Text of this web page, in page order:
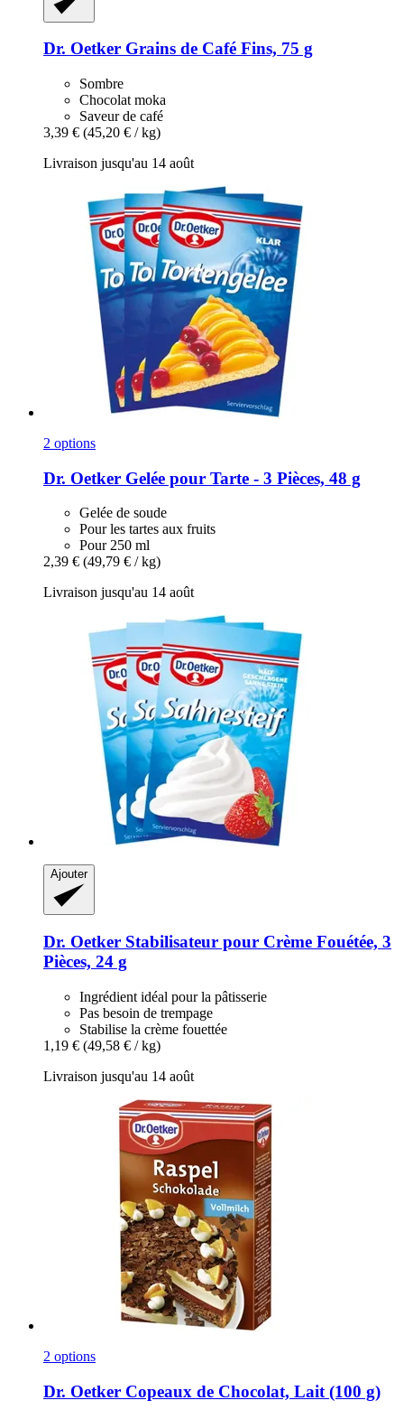
Dr. Oetker Grains de Café Fins, 75 g
Sombre
Chocolat moka
Saveur de café
3,39 € (45,20 € / kg)
Livraison jusqu'au 14 août
2 options
Dr. Oetker Gelée pour Tarte -​ 3 Pièces, 48 g
Gelée de soude
Pour les tartes aux fruits
Pour 250 ml
2,39 € (49,79 € / kg)
Livraison jusqu'au 14 août
Ajouter
Dr. Oetker Stabilisateur pour Crème Fouétée, 3
Pièces, 24 g
Ingrédient idéal pour la pâtisserie
Pas besoin de trempage
Stabilise la crème fouettée
1,19 € (49,58 € / kg)
Livraison jusqu'au 14 août
2 options
Dr. Oetker Copeaux de Chocolat, Lait (100 g)